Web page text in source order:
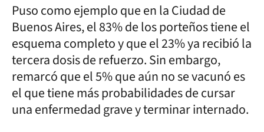
Puso como ejemplo que en la Ciudad de
Buenos Aires, el 83% de los porteños tiene el
esquema completo y que el 23% ya recibió la
tercera dosis de refuerzo. Sin embargo,
remarcó que el 5% que aún no se vacunó es
el que tiene más probabilidades de cursar
una enfermedad grave y terminar internado.